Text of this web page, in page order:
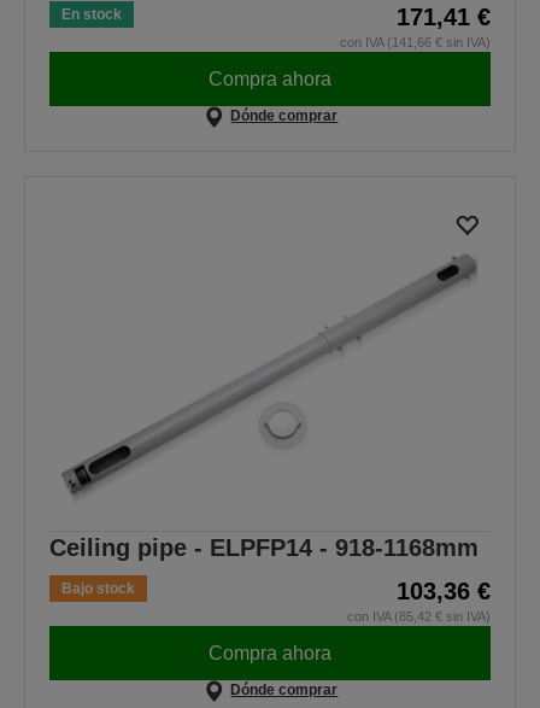
En stock 171,41 €
con IVA (141,66 € sin IVA)
Compra ahora
Dónde comprar
Ceiling pipe - ELPFP14 - 918-1168mm
Bajo stock 103,36 €
con IVA (85,42 € sin IVA)
Compra ahora
Dónde comprar